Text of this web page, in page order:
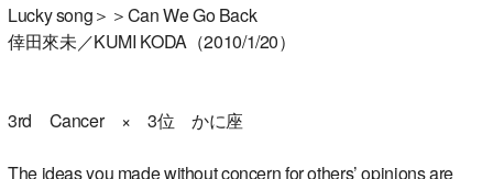
Lucky song＞＞Can We Go Back
倖田來未／KUMI KODA（2010/1/20）
3rd Cancer × 3位 かに座
The ideas you made without concern for others’ opinions are